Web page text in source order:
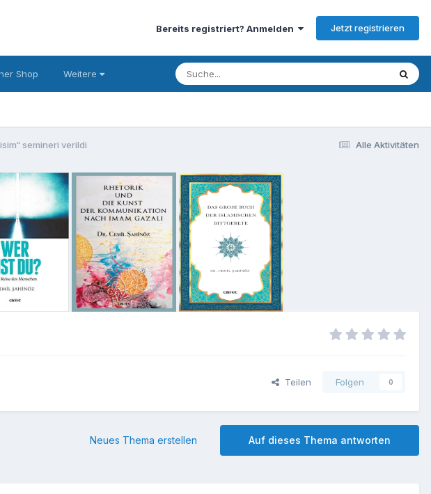
Bereits registriert? Anmelden Jetzt registrieren
Shop Weitere
Alle Aktivitäten
semineri verildi
Teilen Folgen 0
Auf dieses Thema antworten
Neues Thema erstellen